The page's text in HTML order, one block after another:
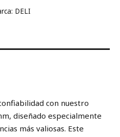
DELI
con nuestro
diseñado especialmente
más valiosas. Este